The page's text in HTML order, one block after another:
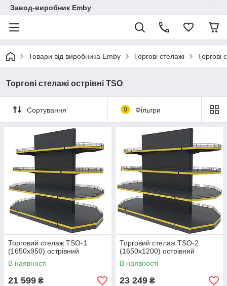
Завод-виробник Emby
Товари від виробника Emby Торгові стелажі Торгові
Торгові стелажі острівні TSO
Сортування 0 Фільтри
Торговий стелаж TSО-1
(1650х950) острівний
В наявності
21 599 ₴
Торговий стелаж TSО-2
(1650х1200) острівний
В наявності
23 249 ₴